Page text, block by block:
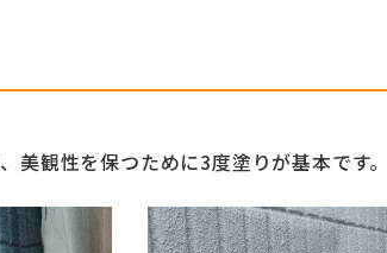
美観性を保つために3度塗りが基本です